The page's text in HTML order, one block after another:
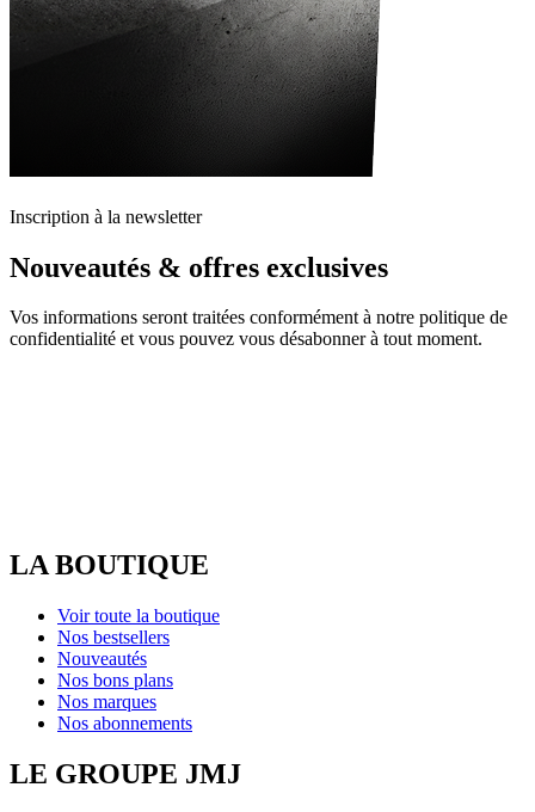
Inscription à la newsletter
Nouveautés & offres exclusives
Vos informations seront traitées conformément à notre politique de
confidentialité et vous pouvez vous désabonner à tout moment.
LA BOUTIQUE
Voir toute la boutique
Nos bestsellers
Nouveautés
Nos bons plans
Nos marques
Nos abonnements
LE GROUPE JMJ